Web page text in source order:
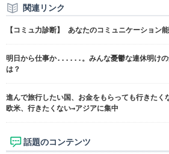
関連リンク
【コミュ力診断】 あなたのコミュニケーション
明日から仕事か......。みんな憂鬱な連休明けの
は？
進んで旅行したい国、お金をもらっても行きた
欧米、行きたくない→アジアに集中
話題のコンテンツ